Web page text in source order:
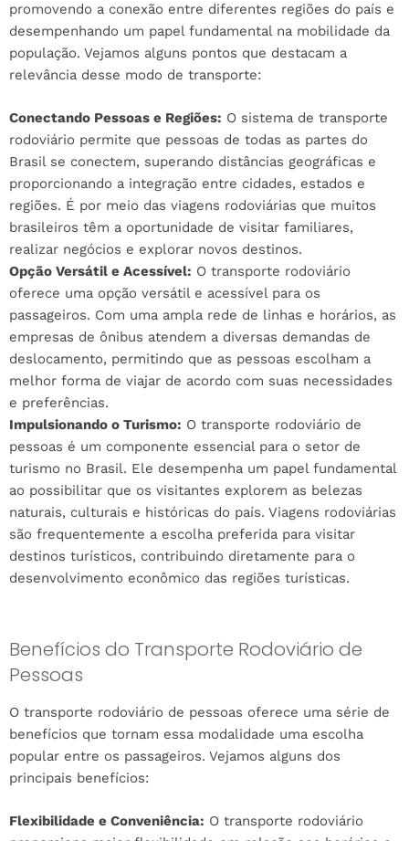
promovendo a conexão entre diferentes regiões do país e
desempenhando um papel fundamental na mobilidade da
população. Vejamos alguns pontos que destacam a
relevância desse modo de transporte:
Conectando Pessoas e Regiões: O sistema de transporte
rodoviário permite que pessoas de todas as partes do
Brasil se conectem, superando distâncias geográficas e
proporcionando a integração entre cidades, estados e
regiões. É por meio das viagens rodoviárias que muitos
brasileiros têm a oportunidade de visitar familiares,
realizar negócios e explorar novos destinos.
Opção Versátil e Acessível: O transporte rodoviário
oferece uma opção versátil e acessível para os
passageiros. Com uma ampla rede de linhas e horários, as
empresas de ônibus atendem a diversas demandas de
deslocamento, permitindo que as pessoas escolham a
melhor forma de viajar de acordo com suas necessidades
e preferências.
Impulsionando o Turismo: O transporte rodoviário de
pessoas é um componente essencial para o setor de
turismo no Brasil. Ele desempenha um papel fundamental
ao possibilitar que os visitantes explorem as belezas
naturais, culturais e históricas do país. Viagens rodoviárias
são frequentemente a escolha preferida para visitar
destinos turísticos, contribuindo diretamente para o
desenvolvimento econômico das regiões turísticas.
Benefícios do Transporte Rodoviário de
Pessoas
O transporte rodoviário de pessoas oferece uma série de
benefícios que tornam essa modalidade uma escolha
popular entre os passageiros. Vejamos alguns dos
principais benefícios:
Flexibilidade e Conveniência: O transporte rodoviário